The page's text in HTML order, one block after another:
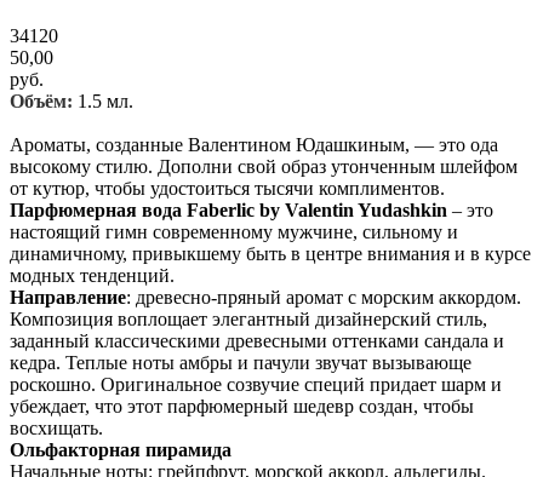
34120
50,00
руб.
Объём: 1.5 мл.
Ароматы, созданные Валентином Юдашкиным, — это ода
высокому стилю. Дополни свой образ утонченным шлейфом
от кутюр, чтобы удостоиться тысячи комплиментов.
Парфюмерная вода Faberlic by Valentin Yudashkin – это
настоящий гимн современному мужчине, сильному и
динамичному, привыкшему быть в центре внимания и в курсе
модных тенденций.
Направление: древесно-пряный аромат с морским аккордом.
Композиция воплощает элегантный дизайнерский стиль,
заданный классическими древесными оттенками сандала и
кедра. Теплые ноты амбры и пачули звучат вызывающе
роскошно. Оригинальное созвучие специй придает шарм и
убеждает, что этот парфюмерный шедевр создан, чтобы
восхищать.
Ольфакторная пирамида
Начальные ноты: грейпфрут, морской аккорд, альдегиды.